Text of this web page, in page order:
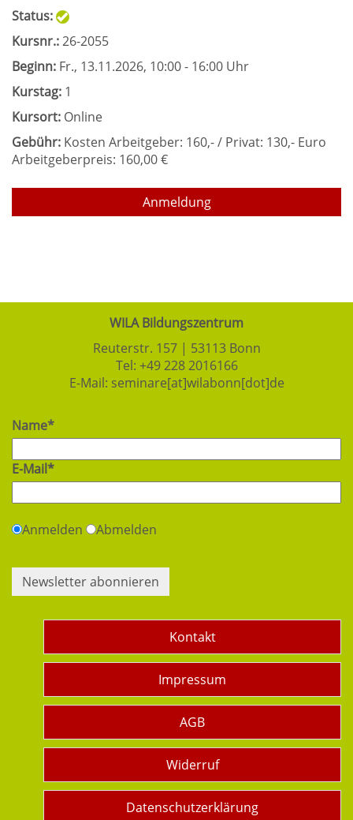
Status:
Kursnr.:26-2055
Beginn: Fr., 13.11.2026, 10:00 - 16:00 Uhr
Kurstag: 1
Kursort: Online
Gebühr: Kosten Arbeitgeber: 160,- / Privat: 130,- Euro
Arbeitgeberpreis: 160,00 €
Anmeldung
WILA Bildungszentrum
Reuterstr. 157 | 53113 Bonn
Tel: +49 228 2016166
E-Mail: seminare[at]wilabonn[dot]de
Name*
E-Mail*
Anmelden Abmelden
Newsletter abonnieren
Kontakt
Impressum
AGB
Widerruf
Datenschutzerklärung